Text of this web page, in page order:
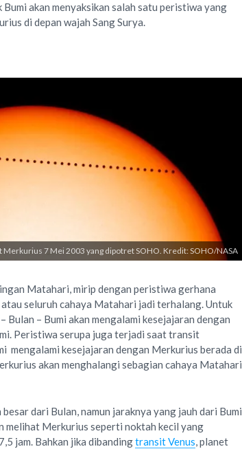
akan menyaksikan salah satu peristiwa yang
di depan wajah Sang Surya.
Merkurius 7 Mei 2003 yang dipotret SOHO. Kredit: SOHO/NASA
Matahari, mirip dengan peristiwa gerhana
seluruh cahaya Matahari jadi terhalang. Untuk
– Bumi akan mengalami kesejajaran dengan
Peristiwa serupa juga terjadi saat transit
mengalami kesejajaran dengan Merkurius berada di
akan menghalangi sebagian cahaya Matahari
dari Bulan, namun jaraknya yang jauh dari Bumi
melihat Merkurius seperti noktah kecil yang
jam. Bahkan jika dibandingtransit Venus, planet